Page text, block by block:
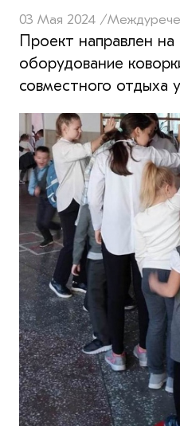
03 Мая 2024 /
Проект направлен на
оборудование
совместного отдыха